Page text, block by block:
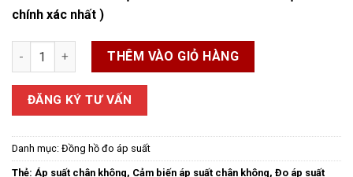
chính xác nhất )
Đồng Hồ Đo Áp Suất Chân Không Điện Tử số lượng
THÊM VÀO GIỎ HÀNG
ĐĂNG KÝ TƯ VẤN
Danh mục: Đồng hồ đo áp suất
Thẻ: Áp suất chân không, Cảm biến áp suất chân không, Đo áp suất